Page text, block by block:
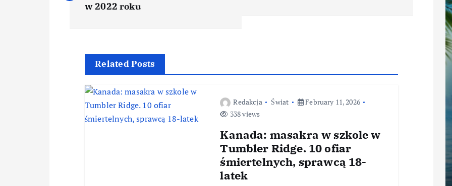
w 2022 roku
Related Posts
Redakcja Świat
February 11, 2026
338 views
Kanada: masakra w szkole w
Tumbler Ridge. 10 ofiar
śmiertelnych, sprawcą 18-
latek